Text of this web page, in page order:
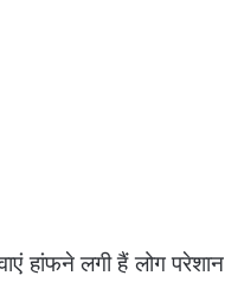
हांफने लगी हैं लोग परेशान